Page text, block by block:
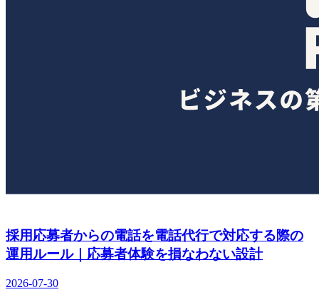
採用応募者からの電話を電話代行で対応する際の
運用ルール｜応募者体験を損なわない設計
2026-07-30